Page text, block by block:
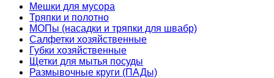
Мешки для мусора
Тряпки и полотно
МОПы (насадки и тряпки для швабр)
Салфетки хозяйственные
Губки хозяйственные
Щетки для мытья посуды
Размывочные круги (ПАДы)